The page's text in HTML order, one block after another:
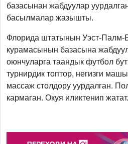
базасынан жабдуулар
басылмалар жазышты.
Флорида штатынын Уэст-Палм-
курамасынын базасына
оюнчуларга таандык футбол
турнирдик топтор, негизги
массаж столдору уурдалган.
кармаган. Окуя иликтенип жатат.